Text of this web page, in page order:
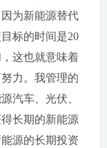
为新能源替代
标的时间是20
这也就意味着
力。我管理的
汽车、光伏、
长期的新能源
源的长期投资